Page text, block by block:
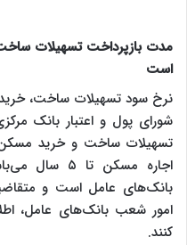
است
نرخ سود تسهیلات ساخت،
اجاره مسکن
بانک‌های عامل است و
امور شعب بانک‌های عامل،
کنند.